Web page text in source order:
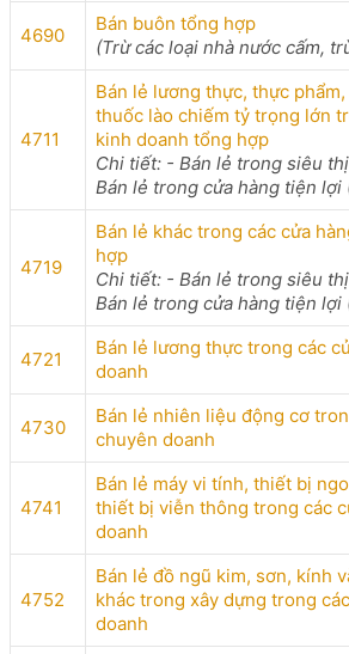
4690
Bán buôn tổng hợp
(Trừ các loại nhà nước cấm,
4711
Bán lẻ lương thực, thực
thuốc lào chiếm tỷ trọng lớn
kinh doanh tổng hợp
Chi tiết: - Bán lẻ trong siêu
Bán lẻ trong cửa hàng tiện lợi
4719
Bán lẻ khác trong các cửa
hợp
Chi tiết: - Bán lẻ trong siêu
Bán lẻ trong cửa hàng tiện lợi
4721
Bán lẻ lương thực trong các
doanh
4730
Bán lẻ nhiên liệu động cơ
chuyên doanh
4741
Bán lẻ máy vi tính, thiết bị
thiết bị viễn thông trong các
doanh
4752
Bán lẻ đồ ngũ kim, sơn, kính
khác trong xây dựng trong
doanh